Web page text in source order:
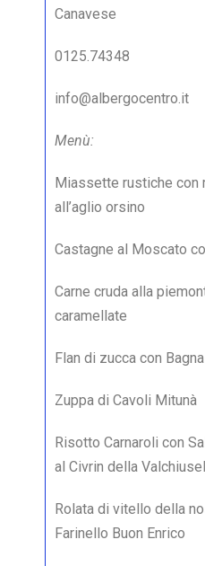
Canavese
0125.74348
info@albergocentro.it
Menù:
Miassette rustiche con
all’aglio orsino
Castagne al Moscato
Carne cruda alla
caramellate
Flan di zucca con
Zuppa di Cavoli Mitunà
Risotto Carnaroli con
al Civrin della
Rolata di vitello della
Farinello Buon Enrico